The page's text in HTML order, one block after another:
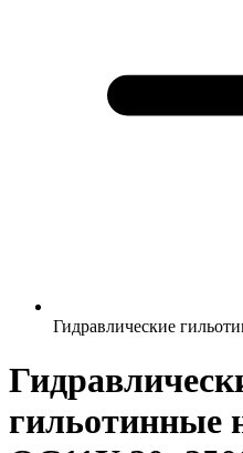
Гидравлические
гильотинные